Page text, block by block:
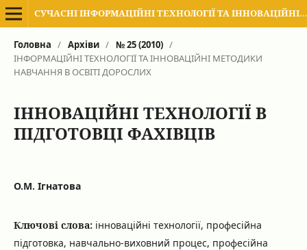
СУЧАСНІ ІНФОРМАЦІЙНІ ТЕХНОЛОГІЇ ТА ІННОВАЦІЙНІ МЕТОДИКИ НАВЧАННЯ В ПІДГОТОВЦІ ФАХІВЦІВ: МЕТОДОЛОГІЯ, ТЕОРІЯ, ДОСВІД, ПРОБЛЕМИ
Головна / Архіви / № 25 (2010) /
ІНФОРМАЦІЙНІ ТЕХНОЛОГІЇ ТА ІННОВАЦІЙНІ МЕТОДИКИ
НАВЧАННЯ В ОСВІТІ ДОРОСЛИХ
ІННОВАЦІЙНІ ТЕХНОЛОГІЇ В
ПІДГОТОВЦІ ФАХІВЦІВ
О.М. Ігнатова
Ключові слова: інноваційні технології, професійна
підготовка, навчально-виховний процес, професійна